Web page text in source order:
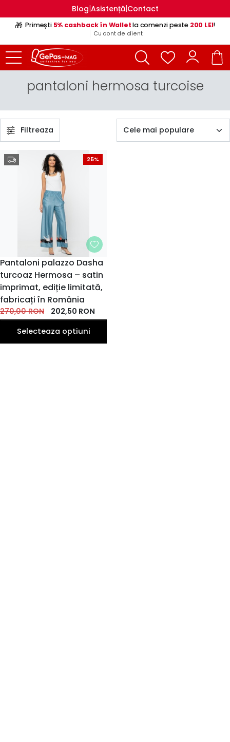
Blog|Asistență|Contact
🎁 Primești 5% cashback în Walletla comenzi peste 200 LEI!
Cu cont de client.
pantaloni hermosa turcoise
Filtreaza
25%
MARIME
34 36 38 40 42
Pantaloni palazzo Dasha
turcoaz Hermosa – satin
imprimat, ediție limitată,
fabricați în România
270,00RON 202,50 RON
Selecteaza optiuni